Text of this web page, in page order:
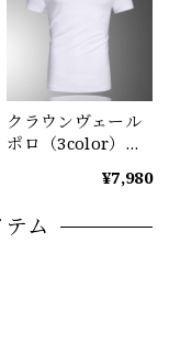
クラウンヴェール
ポロ（3color）
¥7,980
ム